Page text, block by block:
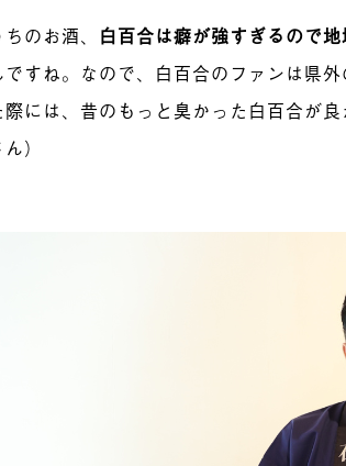
ちのお酒、 白百合は癖が強すぎるので
ですね。なので、白百合のファンは県
際には、昔のもっと臭かった白百合が
）